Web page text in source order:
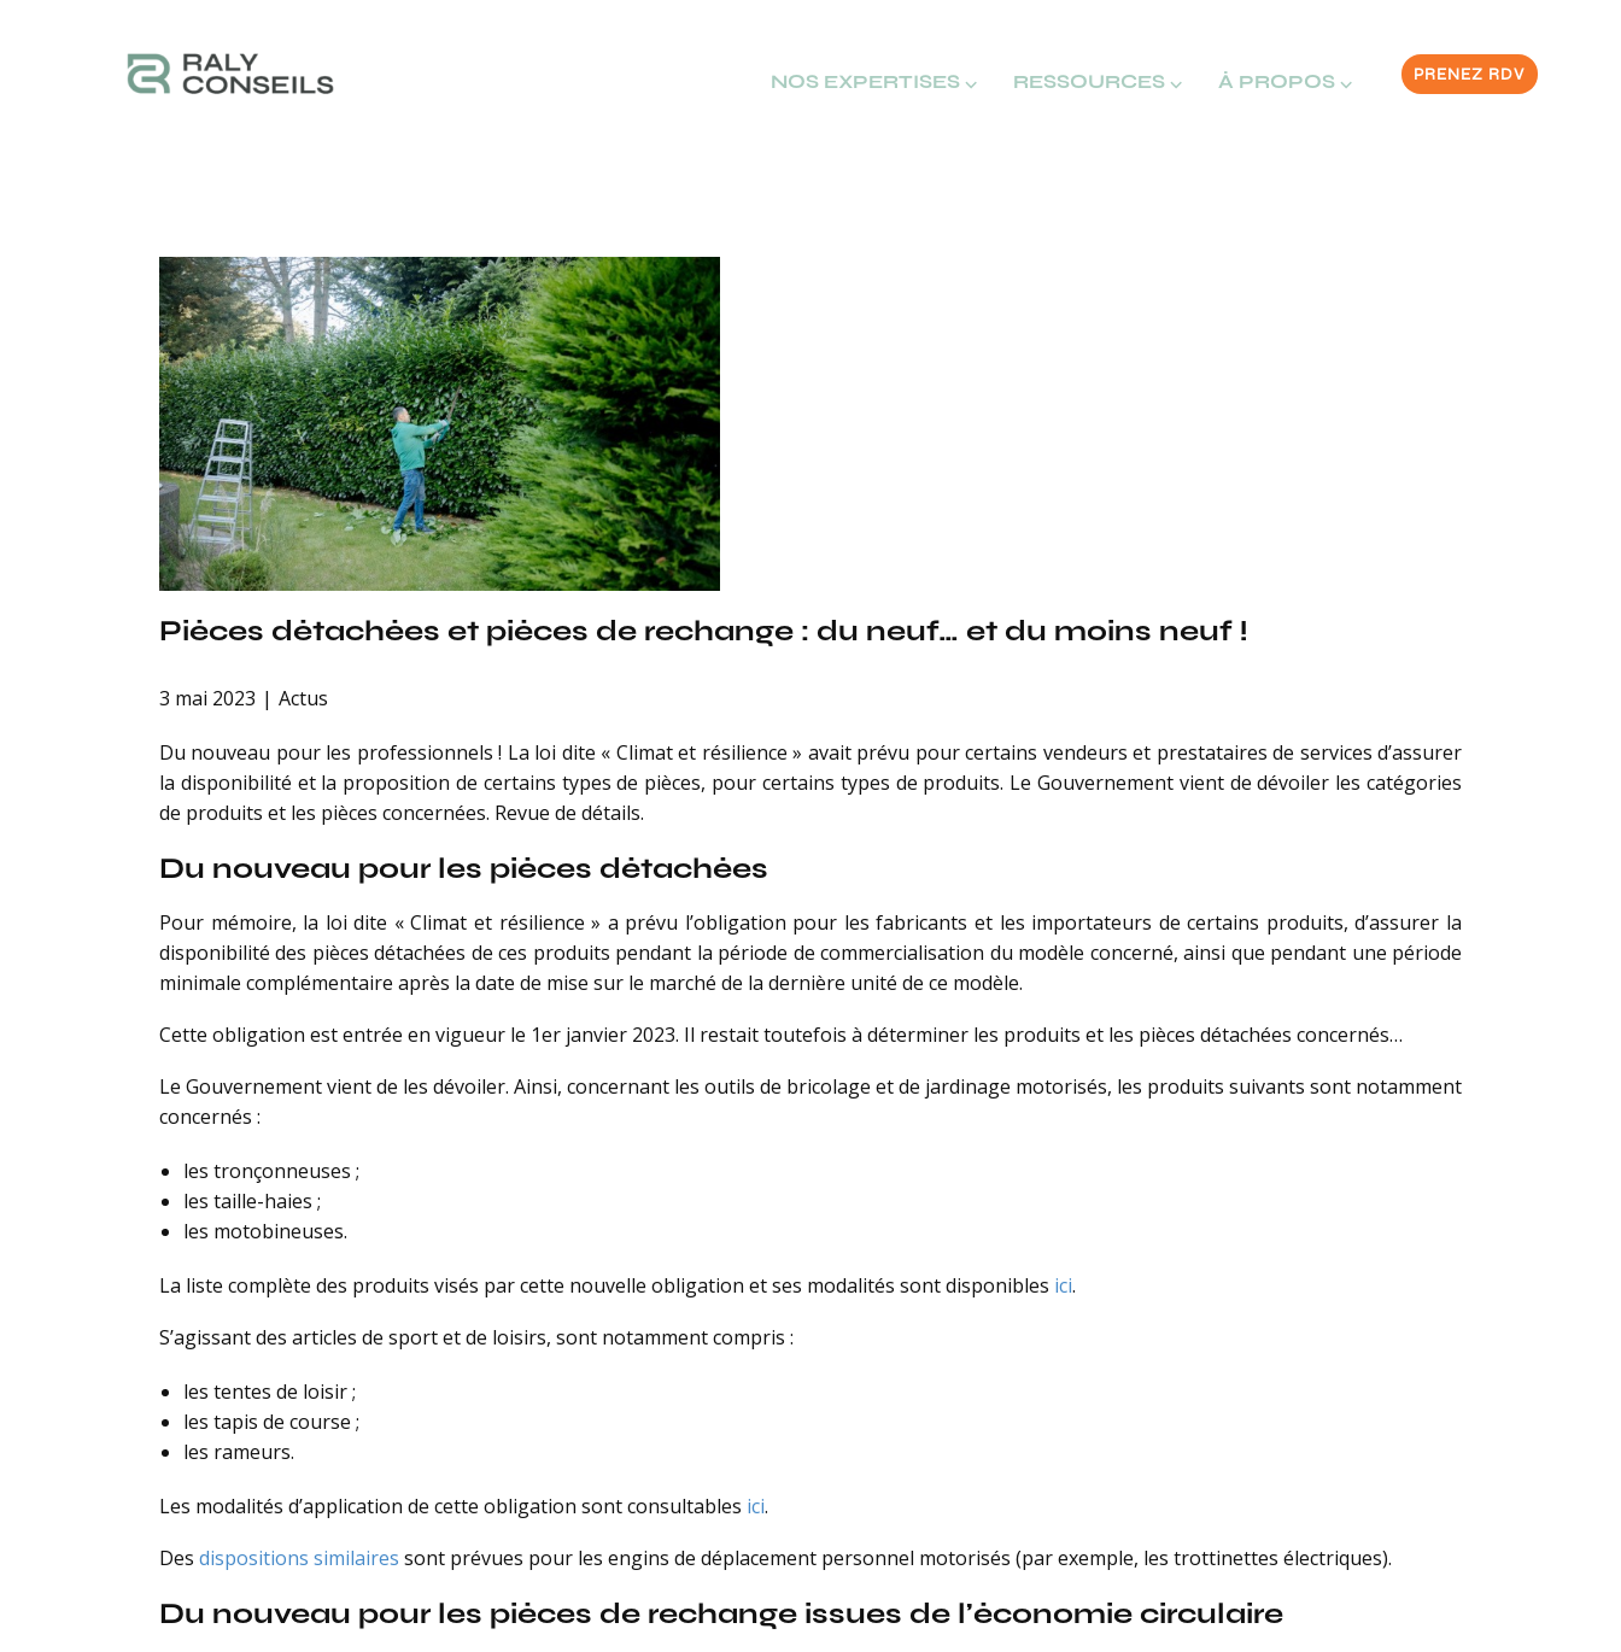
PRENEZ RDV
NOS EXPERTISES ⌵ RESSOURCES ⌵ À PROPOS ⌵
Pièces détachées et pièces de rechange : du neuf… et du moins neuf !
3 mai 2023 Actus
Du nouveau pour les professionnels ! La loi dite « Climat et résilience » avait prévu pour certains vendeurs et prestataires de services d’assurer
la disponibilité et la proposition de certains types de pièces, pour certains types de produits. Le Gouvernement vient de dévoiler les catégories
de produits et les pièces concernées. Revue de détails.
Du nouveau pour les pièces détachées
Pour mémoire, la loi dite « Climat et résilience » a prévu l’obligation pour les fabricants et les importateurs de certains produits, d’assurer la
disponibilité des pièces détachées de ces produits pendant la période de commercialisation du modèle concerné, ainsi que pendant une période
minimale complémentaire après la date de mise sur le marché de la dernière unité de ce modèle.
Cette obligation est entrée en vigueur le 1er janvier 2023. Il restait toutefois à déterminer les produits et les pièces détachées concernés…
Le Gouvernement vient de les dévoiler. Ainsi, concernant les outils de bricolage et de jardinage motorisés, les produits suivants sont notamment
concernés :
les tronçonneuses ;
les taille-haies ;
les motobineuses.
La liste complète des produits visés par cette nouvelle obligation et ses modalités sont disponibles ici.
S’agissant des articles de sport et de loisirs, sont notamment compris :
les tentes de loisir ;
les tapis de course ;
les rameurs.
Les modalités d’application de cette obligation sont consultables ici.
Des dispositions similaires sont prévues pour les engins de déplacement personnel motorisés (par exemple, les trottinettes électriques).
Du nouveau pour les pièces de rechange issues de l’économie circulaire